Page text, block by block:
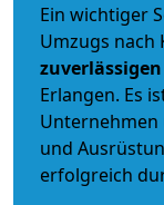
Ein wichtiger
Umzugs nach
zuverlässigen
Erlangen. Es
und
erfolgreich